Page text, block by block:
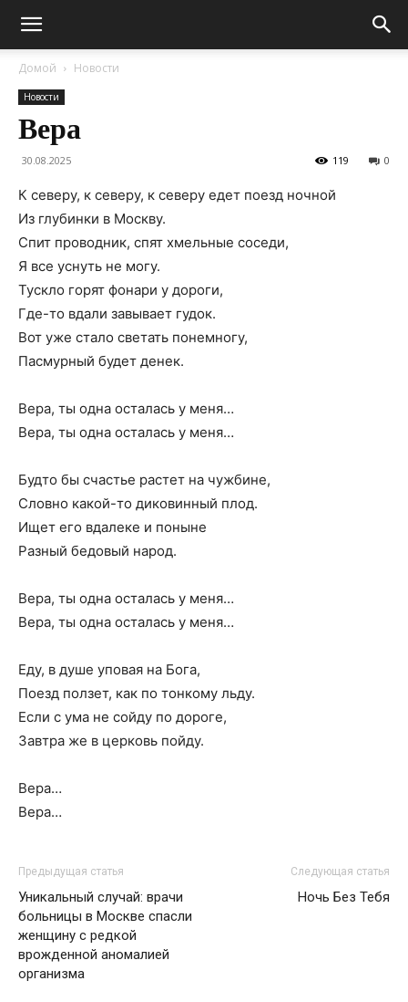
Домой Новости
Новости
Вера
30.08.2025 0
119
К северу, к северу, к северу едет поезд ночной
Из глубинки в Москву.
Спит проводник, спят хмельные соседи,
Я все уснуть не могу.
Тускло горят фонари у дороги,
Где-то вдали завывает гудок.
Вот уже стало светать понемногу,
Пасмурный будет денек.
Вера, ты одна осталась у меня…
Вера, ты одна осталась у меня…
Будто бы счастье растет на чужбине,
Словно какой-то диковинный плод.
Ищет его вдалеке и поныне
Разный бедовый народ.
Вера, ты одна осталась у меня…
Вера, ты одна осталась у меня…
Еду, в душе уповая на Бога,
Поезд ползет, как по тонкому льду.
Если с ума не сойду по дороге,
Завтра же в церковь пойду.
Вера…
Вера…
Предыдущая статья
Уникальный случай: врачи
больницы в Москве спасли
женщину с редкой
врожденной аномалией
организма
Следующая статья
Ночь Без Тебя